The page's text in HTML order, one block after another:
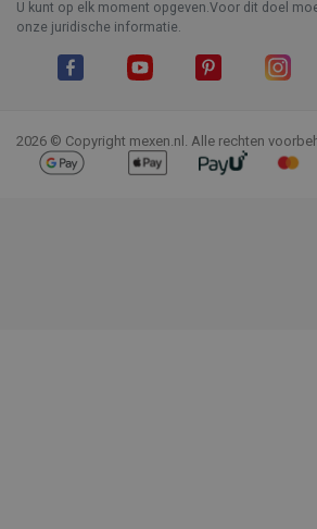
U kunt op elk moment opgeven.Voor dit doel
onze juridische informatie.
2026 © Copyright mexen.nl. Alle rechten